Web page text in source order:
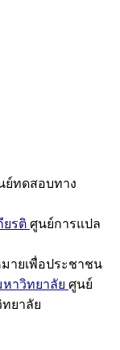
ย์ทดสอบทาง
ยรติ ศูนย์การแปล
ายเพื่อประชาชน
าวิทยาลัย ศูนย์
ยาลัย